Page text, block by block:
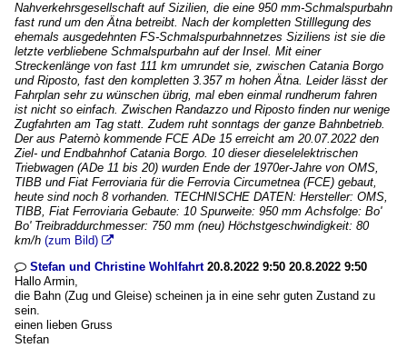
Nahverkehrsgesellschaft auf Sizilien, die eine 950 mm-Schmalspurbahn
fast rund um den Ätna betreibt. Nach der kompletten Stilllegung des
ehemals ausgedehnten FS-Schmalspurbahnnetzes Siziliens ist sie die
letzte verbliebene Schmalspurbahn auf der Insel. Mit einer
Streckenlänge von fast 111 km umrundet sie, zwischen Catania Borgo
und Riposto, fast den kompletten 3.357 m hohen Ätna. Leider lässt der
Fahrplan sehr zu wünschen übrig, mal eben einmal rundherum fahren
ist nicht so einfach. Zwischen Randazzo und Riposto finden nur wenige
Zugfahrten am Tag statt. Zudem ruht sonntags der ganze Bahnbetrieb.
Der aus Paternò kommende FCE ADe 15 erreicht am 20.07.2022 den
Ziel- und Endbahnhof Catania Borgo. 10 dieser dieselelektrischen
Triebwagen (ADe 11 bis 20) wurden Ende der 1970er-Jahre von OMS,
TIBB und Fiat Ferroviaria für die Ferrovia Circumetnea (FCE) gebaut,
heute sind noch 8 vorhanden. TECHNISCHE DATEN: Hersteller: OMS,
TIBB, Fiat Ferroviaria Gebaute: 10 Spurweite: 950 mm Achsfolge: Bo'
Bo' Treibraddurchmesser: 750 mm (neu) Höchstgeschwindigkeit: 80
km/h (zum Bild) 
 Stefan und Christine Wohlfahrt20.8.2022 9:50 20.8.2022 9:50
Hallo Armin,
die Bahn (Zug und Gleise) scheinen ja in eine sehr guten Zustand zu
sein.
einen lieben Gruss
Stefan